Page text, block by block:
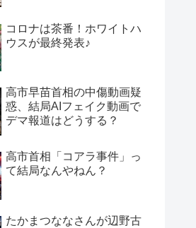
コロナは茶番！ホワイトハ
ウスが最終発表♪
高市早苗首相の中傷動画疑
惑、結局AIフェイク動画で
デマ報道はどうする？
高市首相「コアラ事件」っ
て結局なんやねん？
たかまつななさんが辺野古